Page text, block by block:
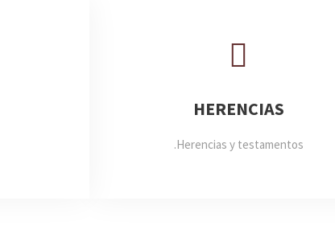
HERENCIAS
Herencias y testamentos.